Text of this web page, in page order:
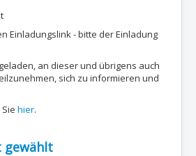
Einladungslink - bitte der Einladung
an dieser und übrigens auch
sich zu informieren und
hier.
gewählt